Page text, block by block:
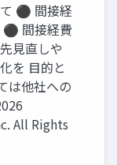
⚫ 間接経
⚫ 間接経費
見直しや
を 目的と
は他社への
All Rights